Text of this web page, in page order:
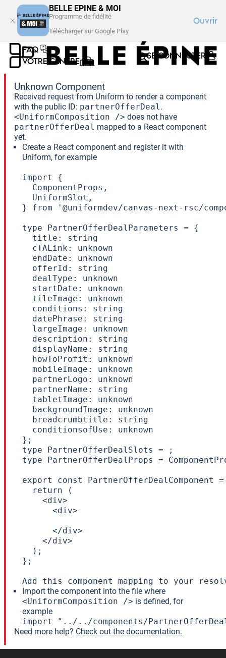
BELLE EPINE & MOI
Programme de fidélité
Télécharger sur Google Play
Ouvrir
FAQ
VOTRE CENTRE
SE CONNECTER
Unknown Component
Received request from Uniform to render a component
with the public ID: partnerOfferDeal.
<UniformComposition /> does not have
partnerOfferDeal mapped to a React component
yet.
Create a React component and register it with
Uniform, for example
import {
  ComponentProps,
  UniformSlot,
} from '@uniformdev/canvas-next-rsc/
type PartnerOfferDealParameters = {
  title: string
  cTALink: unknown
  endDate: unknown
  offerId: string
  dealType: unknown
  startDate: unknown
  tileImage: unknown
  conditions: string
  datePhrase: string
  largeImage: unknown
  description: string
  displayName: string
  howToProfit: unknown
  mobileImage: unknown
  partnerLogo: unknown
  partnerName: string
  tabletImage: unknown
  backgroundImage: unknown
  breadcrumbtitle: string
  conditionsofUse: unknown
};
type PartnerOfferDealSlots = ;
type PartnerOfferDealProps =
export const
  return (
    <div>
      <div>
      </div>
    </div>
  );
};
Add this component mapping to your
Import the component into the file where
<UniformComposition /> is defined, for
example
import "../../components/
Need more help? Check out the documentation.